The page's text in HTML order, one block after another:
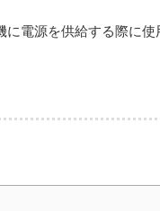
電源を供給する際に使